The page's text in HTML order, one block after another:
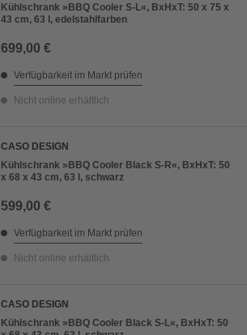
Kühlschrank »BBQ Cooler S-L«, BxHxT: 50 x 75 x
43 cm, 63 l, edelstahlfarben
699,00 €
Verfügbarkeit im Markt prüfen
Nicht online erhältlich
CASO DESIGN
Kühlschrank »BBQ Cooler Black S-R«, BxHxT: 50
x 68 x 43 cm, 63 l, schwarz
599,00 €
Verfügbarkeit im Markt prüfen
Nicht online erhältlich
CASO DESIGN
Kühlschrank »BBQ Cooler Black S-L«, BxHxT: 50